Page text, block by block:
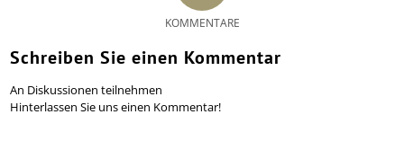
KOMMENTARE
Schreiben Sie einen Kommentar
An Diskussionen teilnehmen
Hinterlassen Sie uns einen Kommentar!